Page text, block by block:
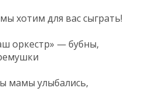
хотим для вас сыграть!
оркестр» — бубны,
мамы улыбались,